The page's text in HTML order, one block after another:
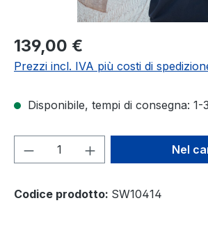
Prezzo normale:
139,00 €
Prezzi incl. IVA più costi di
Disponibile, tempi di consegna: 1-
Quantità del prodotto:Nel
Codice prodotto: SW10414